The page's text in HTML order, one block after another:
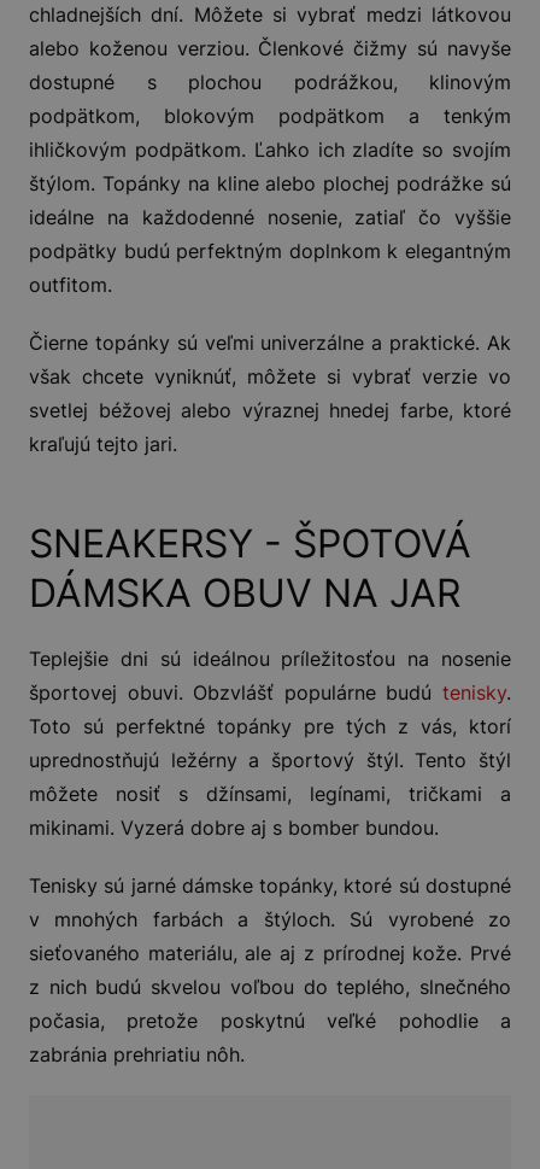
chladnejších dní. Môžete si vybrať medzi látkovou
alebo koženou verziou. Členkové čižmy sú navyše
dostupné s plochou podrážkou, klinovým
podpätkom, blokovým podpätkom a tenkým
ihličkovým podpätkom. Ľahko ich zladíte so svojím
štýlom. Topánky na kline alebo plochej podrážke sú
ideálne na každodenné nosenie, zatiaľ čo vyššie
podpätky budú perfektným doplnkom k elegantným
outfitom.
Čierne topánky sú veľmi univerzálne a praktické. Ak
však chcete vyniknúť, môžete si vybrať verzie vo
svetlej béžovej alebo výraznej hnedej farbe, ktoré
kraľujú tejto jari.
SNEAKERSY - ŠPOTOVÁ
DÁMSKA OBUV NA JAR
Teplejšie dni sú ideálnou príležitosťou na nosenie
športovej obuvi. Obzvlášť populárne budú tenisky.
Toto sú perfektné topánky pre tých z vás, ktorí
uprednostňujú ležérny a športový štýl. Tento štýl
môžete nosiť s džínsami, legínami, tričkami a
mikinami. Vyzerá dobre aj s bomber bundou.
Tenisky sú jarné dámske topánky, ktoré sú dostupné
v mnohých farbách a štýloch. Sú vyrobené zo
sieťovaného materiálu, ale aj z prírodnej kože. Prvé
z nich budú skvelou voľbou do teplého, slnečného
počasia, pretože poskytnú veľké pohodlie a
zabránia prehriatiu nôh.